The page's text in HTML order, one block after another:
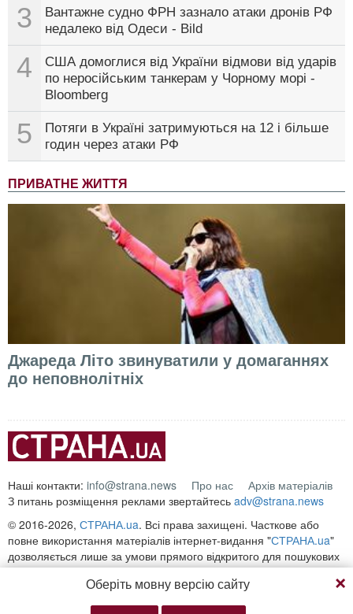
3
Вантажне судно ФРН зазнало атаки дронів РФ
недалеко від Одеси - Bild
4
США домоглися від України відмови від ударів
по неросійським танкерам у Чорному морі -
Bloomberg
5
Потяги в Україні затримуються на 12 і більше
годин через атаки РФ
ПРИВАТНЕ ЖИТТЯ
Джареда Літо звинуватили у домаганнях
до неповнолітніх
Наші контакти: info@strana.news Про нас
Архів матеріалів
З питань розміщення реклами звертайтесь adv@strana.news
© 2016-2026, СТРАНА.ua. Всі права захищені. Часткове або
повне використання матеріалів інтернет-видання "СТРАНА.ua"
дозволяється лише за умови прямого відкритого для пошукових
систем гіперпосилання на безпосередню адресу матеріалу на
Будь-яке копіювання, публікація, передрук чи відтворення
Оберіть мовну версію сайту